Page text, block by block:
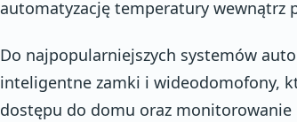
automatyzację temperatury wewnątrz
Do najpopularniejszych systemów
inteligentne zamki i wideodomofony,
dostępu do domu oraz